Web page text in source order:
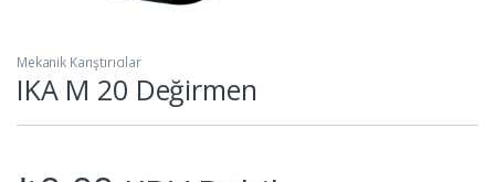
Mekanik Karıştırıcılar
IKA M 20 Değirmen